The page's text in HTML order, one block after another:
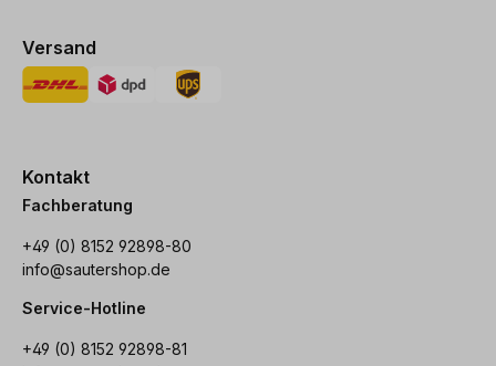
Versand
Kontakt
Fachberatung
+49 (0) 8152 92898-80
info@sautershop.de
Service-Hotline
+49 (0) 8152 92898-81